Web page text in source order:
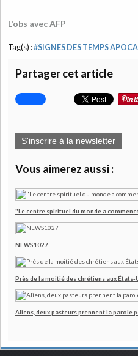
L'obs avec AFP
Tag(s) :#SIGNES DES TEMPS
Partager cet article
S'inscrire à la newsletter
Vous aimerez aussi :
"Le centre spirituel du monde a
NEWS1027
Près de la moitié des chrétiens aux
Aliens, deux pasteurs prennent la parole